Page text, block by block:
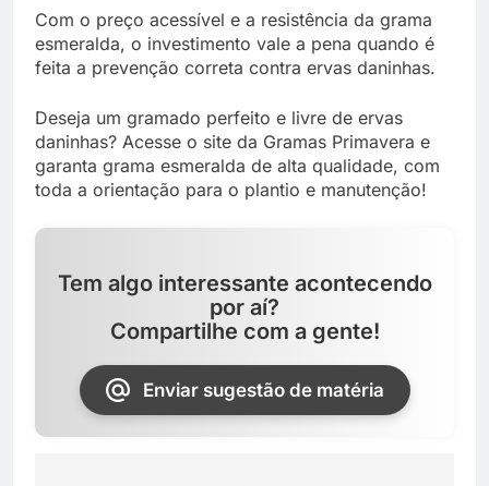
Com o preço acessível e a resistência da grama
esmeralda, o investimento vale a pena quando é
feita a prevenção correta contra ervas daninhas.
Deseja um gramado perfeito e livre de ervas
daninhas? Acesse o site da Gramas Primavera e
garanta grama esmeralda de alta qualidade, com
toda a orientação para o plantio e manutenção!
Tem algo interessante acontecendo
por aí?
Compartilhe com a gente!
Enviar sugestão de matéria